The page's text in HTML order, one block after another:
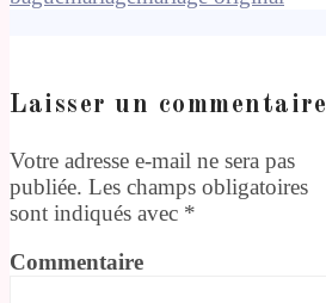
Laisser un commentaire
Votre adresse e-mail ne sera pas
publiée. Les champs obligatoires
sont indiqués avec *
Commentaire